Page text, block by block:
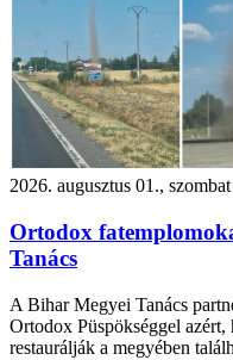
2026. augusztus 01., szombat
Ortodox
Tanács
A Bihar Megyei Tanács
Ortodox Püspökséggel
restaurálják a megyében